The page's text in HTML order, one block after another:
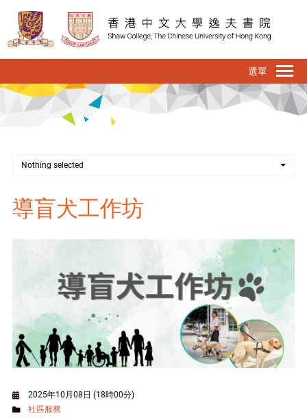
Nothing selected
導盲犬工作坊
2025年10月08日 (18時00分)
社區服務